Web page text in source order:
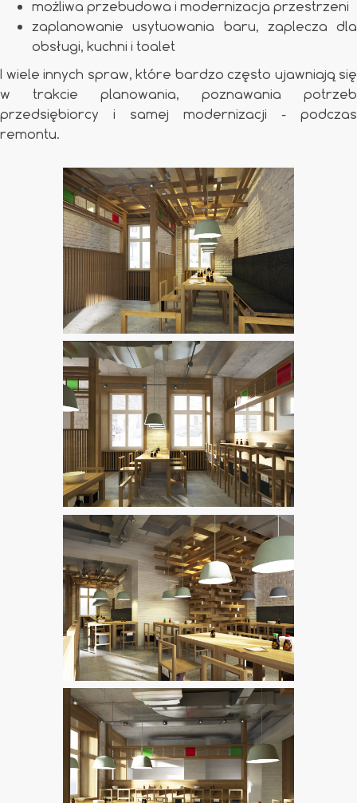
możliwa przebudowa i modernizacja przestrzeni
zaplanowanie usytuowania baru, zaplecza dla
obsługi, kuchni i toalet
I wiele innych spraw, które bardzo często ujawniają się
w trakcie planowania, poznawania potrzeb
przedsiębiorcy i samej modernizacji - podczas
remontu.